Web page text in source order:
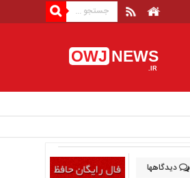
OWJ NEWS
.IR
دیدگاهها